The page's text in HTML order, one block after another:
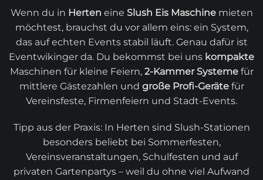
Wenn du in Herten eine Slush Eis Maschinemieten
möchtest, brauchst du vor allem eins: ein System,
das auf echten Events stabil läuft. Genau dafür ist
Eventwikinger da. Du bekommst bei uns kompakte
Maschinen für kleine Feiern, 2-Kammer Systemefür
mittlere Gästezahlen und große Profi-Gerätefür
Vereinsfeste, Firmenfeiern und Stadt-Events.
Tipp aus der Praxis: In Herten sind Slush-Stationen
besonders beliebt bei Sommerfesten,
Vereinsveranstaltungen, Schulfesten und auf
privaten Gartenpartys – weil du ohne viel Aufwand